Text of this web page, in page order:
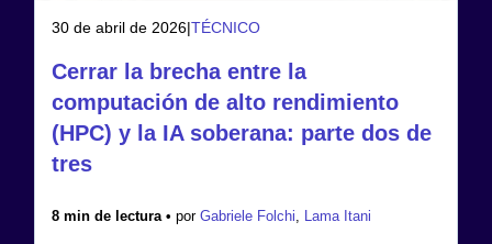
30 de abril de 2026|TÉCNICO
Cerrar la brecha entre la
computación de alto rendimiento
(HPC) y la IA soberana: parte dos de
tres
8 min de lectura • por Gabriele Folchi, Lama Itani